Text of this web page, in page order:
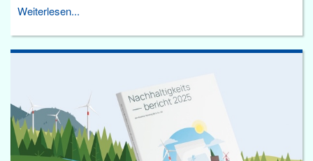
Weiterlesen...